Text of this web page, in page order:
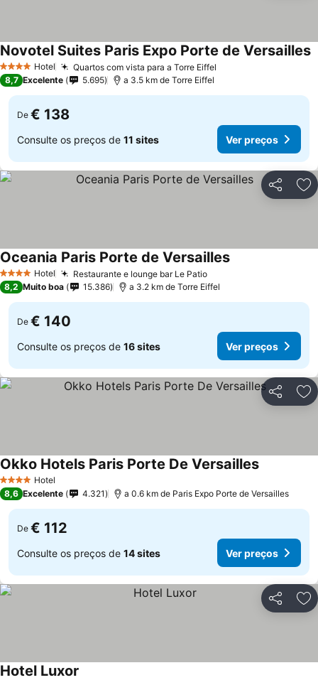
4 EstrelasHotel Quartos com vista para a Torre Eiffel
Novotel Suites Paris Expo Porte de Versailles
8,7 Excelente 5.695 a 3.5 km de Torre Eiffel
De € 138
Consulte os preços de 11 sites Ver preços
Partilhar
4 EstrelasHotel Restaurante e lounge bar Le Patio
Oceania Paris Porte de Versailles
8,2 Muito boa 15.386 a 3.2 km de Torre Eiffel
De € 140
Consulte os preços de 16 sites Ver preços
Partilhar
4 EstrelasHotel
Okko Hotels Paris Porte De Versailles
8,6 Excelente 4.321 a 0.6 km de Paris Expo Porte de Versailles
De € 112
Consulte os preços de 14 sites Ver preços
Partilhar
Hotel Luxor